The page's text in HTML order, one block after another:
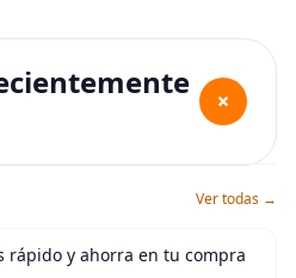
+
Ver todas →
rápido y ahorra en tu compra